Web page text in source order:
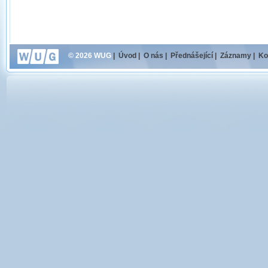
© 2026 WUG Úvod O nás Přednášející Záznamy